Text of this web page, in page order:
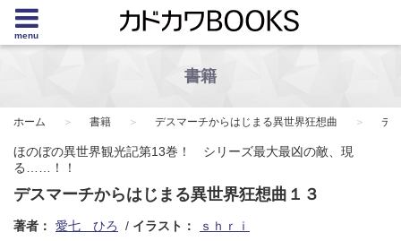
menu
書籍
ホーム 書籍 デスマーチからはじまる異世界狂想曲 デ
ほのぼの異世界観光記第13巻！ シリーズ最大最凶の敵、現
る……！！
デスマーチからはじまる異世界狂想曲１３
著者： 愛七 ひろ イラスト： ｓｈｒｉ